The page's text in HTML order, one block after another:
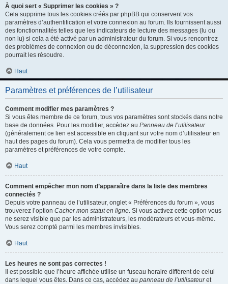
À quoi sert « Supprimer les cookies » ?
Cela supprime tous les cookies créés par phpBB qui conservent vos
paramètres d’authentification et votre connexion au forum. Ils fournissent aussi
des fonctionnalités telles que les indicateurs de lecture des messages (lu ou
non lu) si cela a été activé par un administrateur du forum. Si vous rencontrez
des problèmes de connexion ou de déconnexion, la suppression des cookies
pourrait les résoudre.
Haut
Paramètres et préférences de l’utilisateur
Comment modifier mes paramètres ?
Si vous êtes membre de ce forum, tous vos paramètres sont stockés dans notre
base de données. Pour les modifier, accédez au Panneau de l’utilisateur
(généralement ce lien est accessible en cliquant sur votre nom d’utilisateur en
haut des pages du forum). Cela vous permettra de modifier tous les
paramètres et préférences de votre compte.
Haut
Comment empêcher mon nom d’apparaître dans la liste des membres
connectés ?
Depuis votre panneau de l’utilisateur, onglet « Préférences du forum », vous
trouverez l’option Cacher mon statut en ligne. Si vous activez cette option vous
ne serez visible que par les administrateurs, les modérateurs et vous-même.
Vous serez compté parmi les membres invisibles.
Haut
Les heures ne sont pas correctes !
Il est possible que l’heure affichée utilise un fuseau horaire différent de celui
dans lequel vous êtes. Dans ce cas, accédez au panneau de l’utilisateuret